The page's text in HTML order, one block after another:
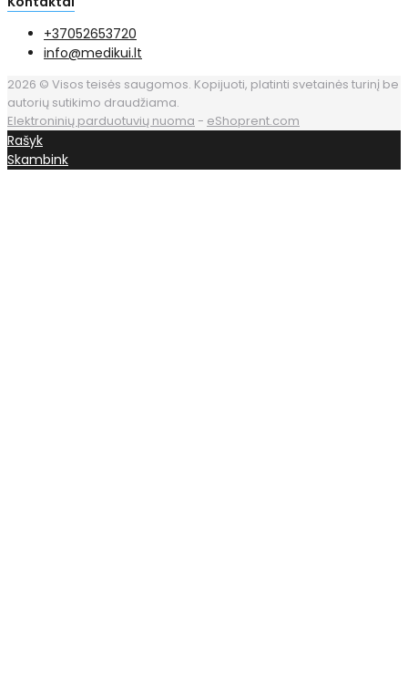
+37052653720
info@medikui.lt
2026 © Visos teisės saugomos. Kopijuoti, platinti svetainės turinį be
autorių sutikimo draudžiama.
Elektroninių parduotuvių nuoma - eShoprent.com
Rašyk
Skambink